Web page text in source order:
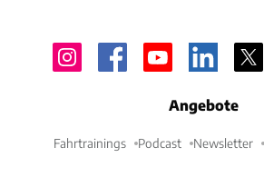
Angebote
Fahrtrainings Podcast Newsletter